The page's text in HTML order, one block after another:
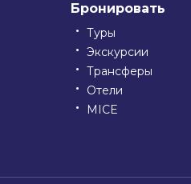
Бронировать
Туры
Экскурсии
Трансферы
Отели
MICE